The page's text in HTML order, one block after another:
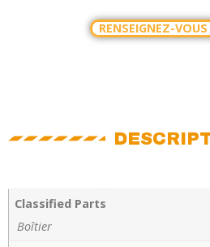
RENSEIGNEZ-
Classified Parts
Boîtier